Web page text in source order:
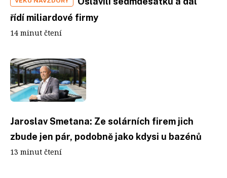
řídí miliardové firmy
14 minut čtení
Jaroslav Smetana: Ze solárních firem jich
zbude jen pár, podobně jako kdysi u bazénů
13 minut čtení